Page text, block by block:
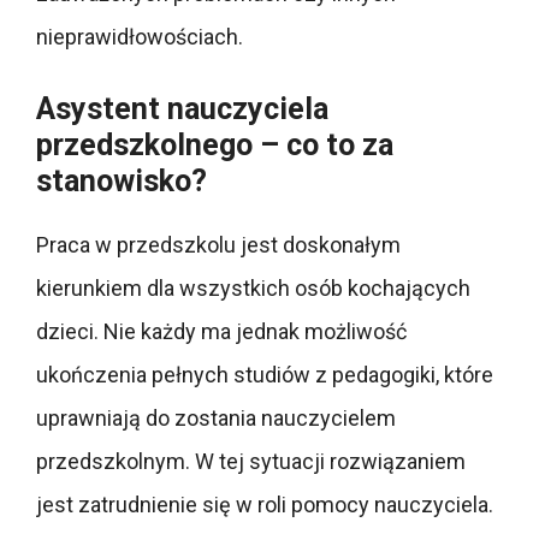
nieprawidłowościach.
Asystent nauczyciela
przedszkolnego – co to za
stanowisko?
Praca w przedszkolu jest doskonałym
kierunkiem dla wszystkich osób kochających
dzieci. Nie każdy ma jednak możliwość
ukończenia pełnych studiów z pedagogiki, które
uprawniają do zostania nauczycielem
przedszkolnym. W tej sytuacji rozwiązaniem
jest zatrudnienie się w roli pomocy nauczyciela.